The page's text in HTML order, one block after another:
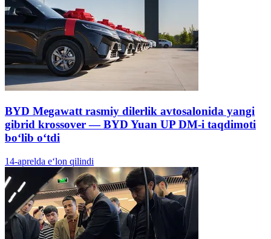
BYD Megawatt rasmiy dilerlik avtosalonida yangi
gibrid krossover — BYD Yuan UP DM-i taqdimoti
bo‘lib o‘tdi
14-aprelda e‘lon qilindi